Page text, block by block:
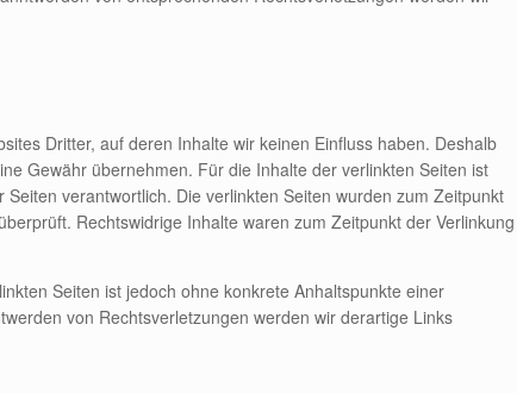
Dritter, auf deren Inhalte wir keinen Einfluss haben. Deshalb
Gewähr übernehmen. Für die Inhalte der verlinkten Seiten ist
verantwortlich. Die verlinkten Seiten wurden zum Zeitpunkt
Rechtswidrige Inhalte waren zum Zeitpunkt der Verlinkung
Seiten ist jedoch ohne konkrete Anhaltspunkte einer
von Rechtsverletzungen werden wir derartige Links